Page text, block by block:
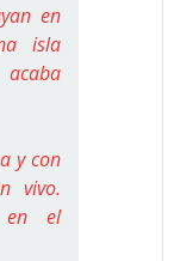
en
isla
y con
vivo.
en el